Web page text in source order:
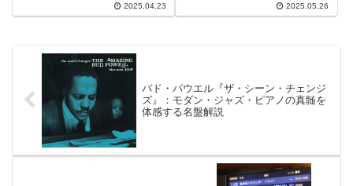
ンゴメリーらの演奏とともに癒し
2025.04.23
楽曲解説と共に徹底紹介。ブルー
2025.05.26
バド・パウエル『ザ・シーン・チェンジ
ズ』：モダン・ジャズ・ピアノの真髄を
体感する名盤解説